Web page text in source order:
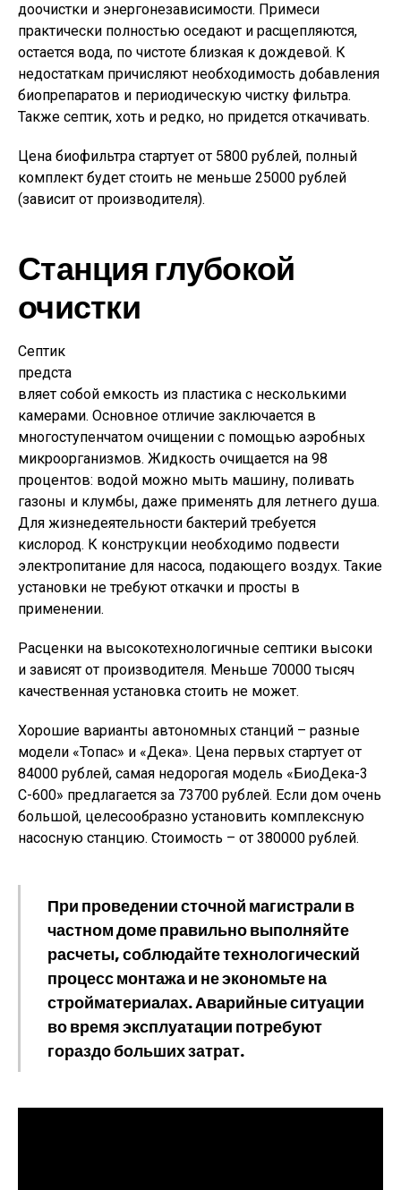
доочистки и энергонезависимости. Примеси
практически полностью оседают и расщепляются,
остается вода, по чистоте близкая к дождевой. К
недостаткам причисляют необходимость добавления
биопрепаратов и периодическую чистку фильтра.
Также септик, хоть и редко, но придется откачивать.
Цена биофильтра стартует от 5800 рублей, полный
комплект будет стоить не меньше 25000 рублей
(зависит от производителя).
Станция глубокой
очистки
Септик
предста
вляет собой емкость из пластика с несколькими
камерами. Основное отличие заключается в
многоступенчатом очищении с помощью аэробных
микроорганизмов. Жидкость очищается на 98
процентов: водой можно мыть машину, поливать
газоны и клумбы, даже применять для летнего душа.
Для жизнедеятельности бактерий требуется
кислород. К конструкции необходимо подвести
электропитание для насоса, подающего воздух. Такие
установки не требуют откачки и просты в
применении.
Расценки на высокотехнологичные септики высоки
и зависят от производителя. Меньше 70000 тысяч
качественная установка стоить не может.
Хорошие варианты автономных станций – разные
модели «Топас» и «Дека». Цена первых стартует от
84000 рублей, самая недорогая модель «БиоДека-3
C-600» предлагается за 73700 рублей. Если дом очень
большой, целесообразно установить комплексную
насосную станцию. Стоимость – от 380000 рублей.
При проведении сточной магистрали в
частном доме правильно выполняйте
расчеты, соблюдайте технологический
процесс монтажа и не экономьте на
стройматериалах. Аварийные ситуации
во время эксплуатации потребуют
гораздо больших затрат.